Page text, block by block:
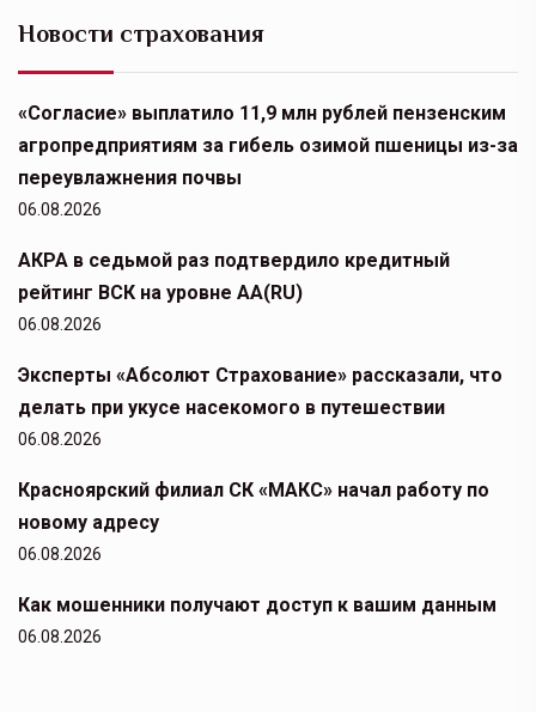
Новости страхования
«Согласие» выплатило 11,9 млн рублей пензенским
агропредприятиям за гибель озимой пшеницы из-за
переувлажнения почвы
06.08.2026
АКРА в седьмой раз подтвердило кредитный
рейтинг ВСК на уровне АА(RU)
06.08.2026
Эксперты «Абсолют Страхование» рассказали, что
делать при укусе насекомого в путешествии
06.08.2026
Красноярский филиал СК «МАКС» начал работу по
новому адресу
06.08.2026
Как мошенники получают доступ к вашим данным
06.08.2026